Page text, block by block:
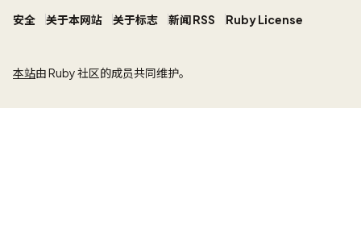
安全 关于本网站 关于标志 新闻 RSS Ruby License
本站由 Ruby 社区的成员共同维护。